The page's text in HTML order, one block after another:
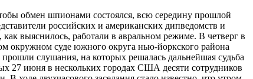
обмен шпионами состоялся, всю середину прошлой
российских и американских дипведомств и
как выяснилось, работали в авральном режиме. В четверг в
окружном суде южного округа нью-йоркского района
слушания, на которых решалась дальнейшая судьба
27 июня в нескольких городах США десяти сотрудников